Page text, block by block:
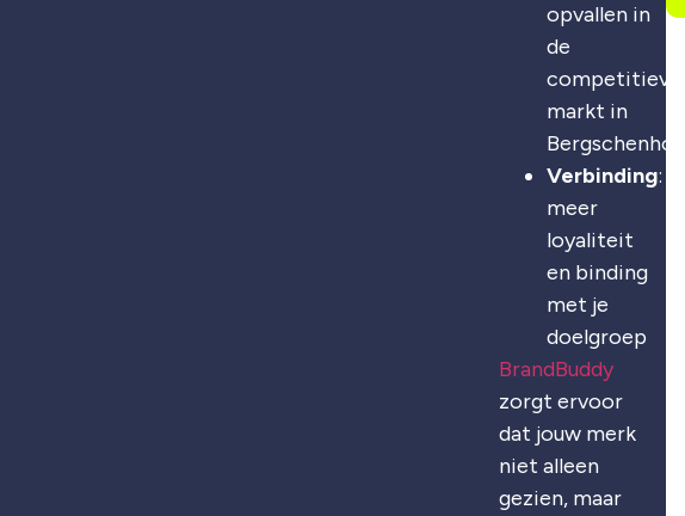
opvallen in
de
competitieve
markt in
Bergschenhoek
Verbinding:
meer
loyaliteit
en binding
met je
doelgroep
BrandBuddy
zorgt ervoor
dat jouw merk
niet alleen
gezien, maar